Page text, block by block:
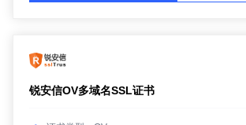
锐安信OV多域名SSL证书